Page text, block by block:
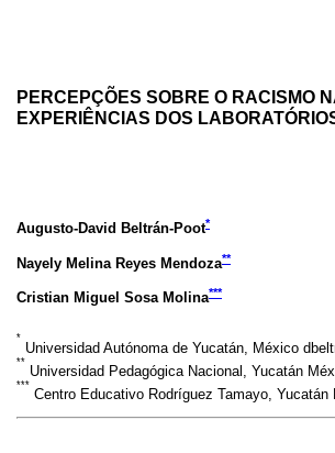
PERCEPÇÕES SOBRE O RACISMO
EXPERIÊNCIAS DOS
Augusto-David Beltrán-Poot*
Nayely Melina Reyes Mendoza**
Cristian Miguel Sosa Molina***
*
Universidad Autónoma de Yucatán, México
**
Universidad Pedagógica Nacional, Yucatán
***
Centro Educativo Rodríguez Tamayo,